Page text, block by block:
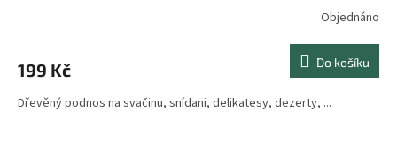
Objednáno
199 Kč Do košíku
Dřevěný podnos na svačinu, snídani, delikatesy, dezerty, ...